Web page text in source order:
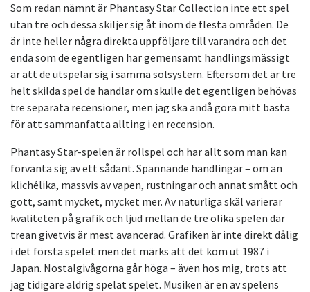
Som redan nämnt är Phantasy Star Collection inte ett spel
utan tre och dessa skiljer sig åt inom de flesta områden. De
är inte heller några direkta uppföljare till varandra och det
enda som de egentligen har gemensamt handlingsmässigt
är att de utspelar sig i samma solsystem. Eftersom det är tre
helt skilda spel de handlar om skulle det egentligen behövas
tre separata recensioner, men jag ska ändå göra mitt bästa
för att sammanfatta allting i en recension.
Phantasy Star-spelen är rollspel och har allt som man kan
förvänta sig av ett sådant. Spännande handlingar – om än
klichélika, massvis av vapen, rustningar och annat smått och
gott, samt mycket, mycket mer. Av naturliga skäl varierar
kvaliteten på grafik och ljud mellan de tre olika spelen där
trean givetvis är mest avancerad. Grafiken är inte direkt dålig
i det första spelet men det märks att det kom ut 1987 i
Japan. Nostalgivågorna går höga – även hos mig, trots att
jag tidigare aldrig spelat spelet. Musiken är en av spelens